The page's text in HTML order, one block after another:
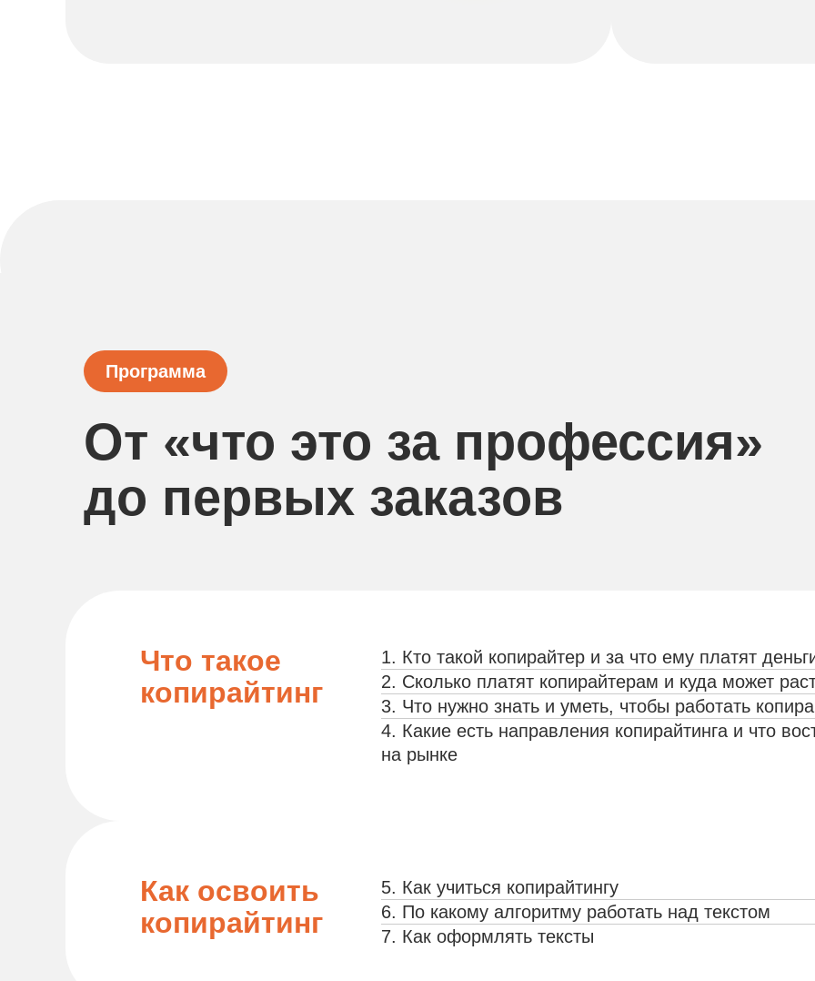
От «что это за профессия»
до первых заказов
Программа
Что такое
копирайтинг
1. Кто такой копирайтер и за что ему платят
2. Сколько платят копирайтерам и куда может
3. Что нужно знать и уметь, чтобы работать
4. Какие есть направления копирайтинга и что
на рынке
Как освоить
копирайтинг
5. Как учиться копирайтингу
6. По какому алгоритму работать над текстом
7. Как оформлять тексты